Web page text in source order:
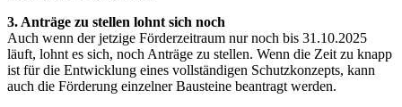
3. Anträge zu stellen lohnt sich noch
Auch wenn der jetzige Förderzeitraum nur noch bis 31.10.2025
läuft, lohnt es sich, noch Anträge zu stellen. Wenn die Zeit zu knapp
ist für die Entwicklung eines vollständigen Schutzkonzepts, kann
auch die Förderung einzelner Bausteine beantragt werden.